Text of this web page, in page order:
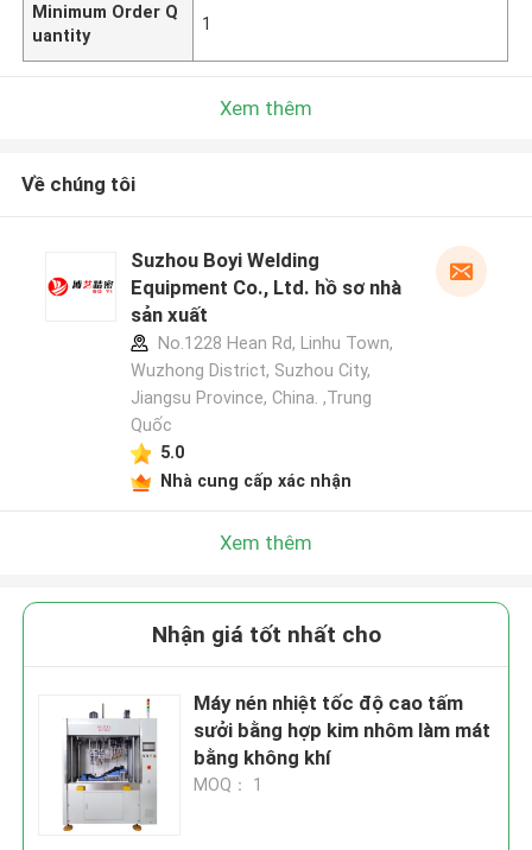
Minimum Order Q
uantity
1
Xem thêm
Về chúng tôi
Suzhou Boyi Welding
Equipment Co., Ltd. hồ sơ nhà
sản xuất
No.1228 Hean Rd, Linhu Town,
Wuzhong District, Suzhou City,
Jiangsu Province, China. ,Trung
Quốc
5.0
Nhà cung cấp xác nhận
Xem thêm
Nhận giá tốt nhất cho
Máy nén nhiệt tốc độ cao tấm
sưởi bằng hợp kim nhôm làm mát
bằng không khí
MOQ： 1